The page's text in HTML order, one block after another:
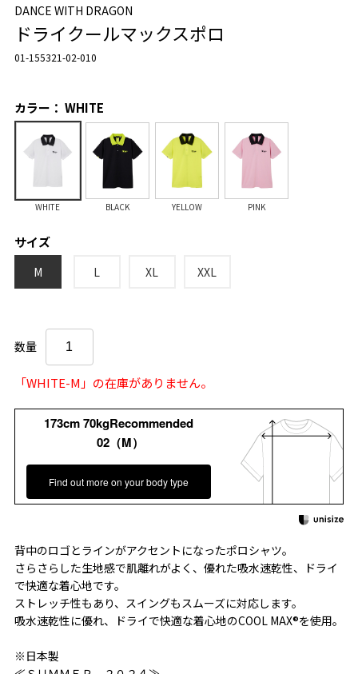
DANCE WITH DRAGON
ドライクールマックスポロ
01-155321-02-010
カラー： WHITE
WHITE BLACK YELLOW PINK
サイズ
M L XL XXL
数量
「WHITE-M」の在庫がありません。
173cm 70kgRecommended
02（M）
Find out more on your body type
背中のロゴとラインがアクセントになったポロシャツ。
さらさらした生地感で肌離れがよく、優れた吸水速乾性、ドライ
で快適な着心地です。
ストレッチ性もあり、スイングもスムーズに対応します。
吸水速乾性に優れ、ドライで快適な着心地のCOOL MAX®を使用。
※日本製